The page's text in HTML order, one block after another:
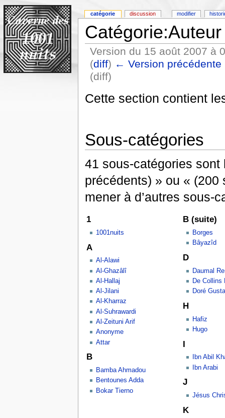
Catégorie:Auteur
Version du 15 août 2007 à
(diff) ← Version précédente
(diff)
Cette section contient
Sous-catégories
41 sous-catégories
précédents) » ou «
mener à d’autres sous-
1
1001nuits
A
Al-Alawi
Al-Ghazâlî
Al-Hallaj
Al-Jilani
Al-Kharraz
Al-Suhrawardi
Al-Zeituni Arif
Anonyme
Attar
B
Bamba Ahmadou
Bentounes Adda
Bokar Tierno
B (suite)
Borges
Bâyazîd
D
Daumal
De Collins
Doré
H
Hafiz
Hugo
I
Ibn Abil
Ibn Arabi
J
Jésus
K
catégorie discussion modifier